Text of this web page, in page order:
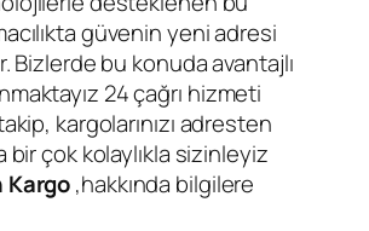
güvenin yeni adresi
Bizlerde bu konuda avantajlı
24 çağrı hizmeti
kargolarınızı adresten
bir çok kolaylıkla sizinleyiz
Kargo,hakkında bilgilere